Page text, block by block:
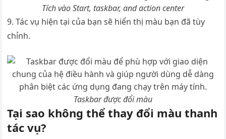
Tích vào Start, taskbar, and action center
9. Tác vụ hiện tại của bạn sẽ hiển thị màu bạn đã tùy
chỉnh.
Taskbar được đổi màu
Tại sao không thể thay đổi màu thanh
tác vụ?